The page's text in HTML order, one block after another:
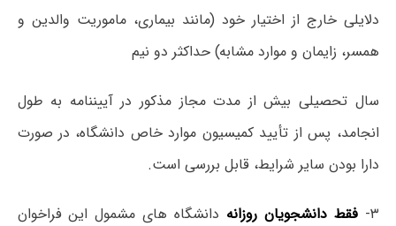
دلایلی خارج از اختیار خود (مانند بیماری، ماموریت والدین و
همسر، زایمان و موارد مشابه) حداکثر دو نیم
سال تحصیلی بیش از مدت مجاز مذکور در آییننامه به طول
انجامد، پس از تأیید کمیسیون موارد خاص دانشگاه، در صورت
دارا بودن سایر شرایط، قابل بررسی است.
۳- فقط دانشجویان روزانه دانشگاه های مشمول این فراخوان